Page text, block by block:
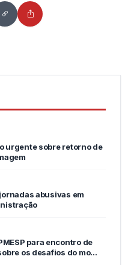
urgente sobre retorno de
abusivas em
para encontro de
os desafios do mo…